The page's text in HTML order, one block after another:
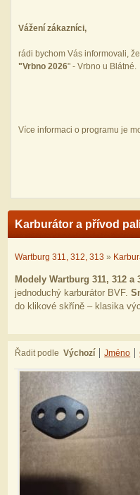
Vážení zákazníci,
rádi bychom Vás informovali,
"Vrbno 2026" - Vrbno u Blátné.
Více informaci o programu je
Karburátor a přívod
Wartburg 311, 312, 313 »
Modely Wartburg 311, 312 a
jednoduchý karburátor BVF.
do klikové skříně – klasika
Řadit podle Výchozí Jméno